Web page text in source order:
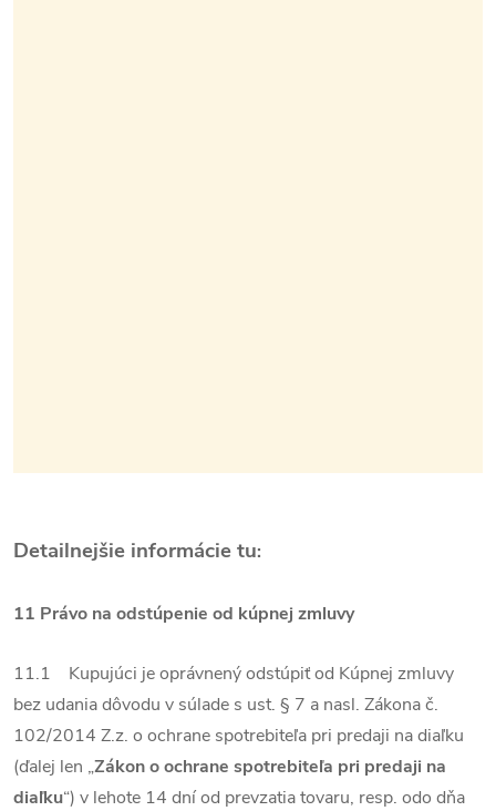
Detailnejšie informácie tu:
11 Právo na odstúpenie od kúpnej zmluvy
11.1 Kupujúci je oprávnený odstúpiť od Kúpnej zmluvy
bez udania dôvodu v súlade s ust. § 7 a nasl. Zákona č.
102/2014 Z.z. o ochrane spotrebiteľa pri predaji na diaľku
(ďalej len „Zákon o ochrane spotrebiteľa pri predaji na
diaľku“) v lehote 14 dní od prevzatia tovaru, resp. odo dňa